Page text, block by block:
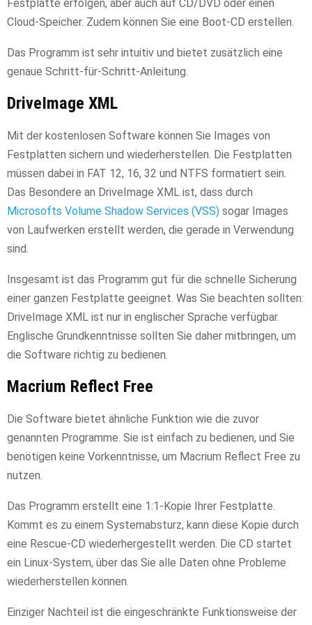
Festplatte erfolgen, aber auch auf CD/DVD oder einen
Cloud-Speicher. Zudem können Sie eine Boot-CD erstellen.
Das Programm ist sehr intuitiv und bietet zusätzlich eine
genaue Schritt-für-Schritt-Anleitung.
DriveImage XML
Mit der kostenlosen Software können Sie Images von
Festplatten sichern und wiederherstellen. Die Festplatten
müssen dabei in FAT 12, 16, 32 und NTFS formatiert sein.
Das Besondere an DriveImage XML ist, dass durch
Microsofts Volume Shadow Services (VSS) sogar Images
von Laufwerken erstellt werden, die gerade in Verwendung
sind.
Insgesamt ist das Programm gut für die schnelle Sicherung
einer ganzen Festplatte geeignet. Was Sie beachten sollten:
DriveImage XML ist nur in englischer Sprache verfügbar.
Englische Grundkenntnisse sollten Sie daher mitbringen, um
die Software richtig zu bedienen.
Macrium Reflect Free
Die Software bietet ähnliche Funktion wie die zuvor
genannten Programme. Sie ist einfach zu bedienen, und Sie
benötigen keine Vorkenntnisse, um Macrium Reflect Free zu
nutzen.
Das Programm erstellt eine 1:1-Kopie Ihrer Festplatte.
Kommt es zu einem Systemabsturz, kann diese Kopie durch
eine Rescue-CD wiederhergestellt werden. Die CD startet
ein Linux-System, über das Sie alle Daten ohne Probleme
wiederherstellen können.
Einziger Nachteil ist die eingeschränkte Funktionsweise der